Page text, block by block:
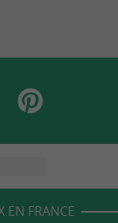
EN FRANCE